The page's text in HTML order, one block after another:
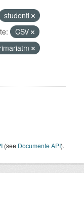
studenti
CSV
(see Documente API).